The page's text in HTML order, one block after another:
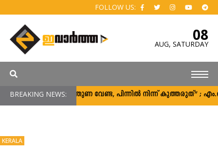
FOLLOW US:
08
AUG, SATURDAY
BREAKING NEWS:“പിന്തുണ വേണ്ട, പിന്നിൽ നിന്ന് കുത്തരുത്” ;
KERALA